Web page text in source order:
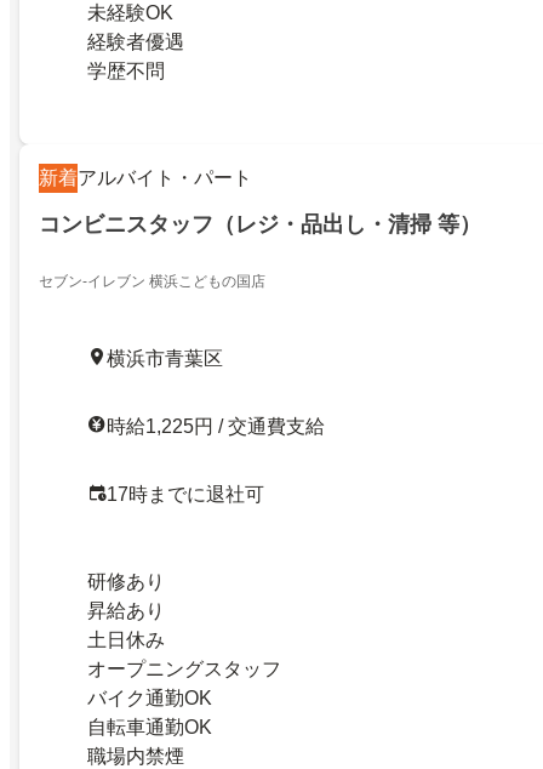
未経験OK
経験者優遇
学歴不問
新着アルバイト・パート
コンビニスタッフ（レジ・品出し・清掃 等）
セブン-イレブン 横浜こどもの国店
横浜市青葉区
時給1,225円 / 交通費支給
17時までに退社可
研修あり
昇給あり
土日休み
オープニングスタッフ
バイク通勤OK
自転車通勤OK
職場内禁煙